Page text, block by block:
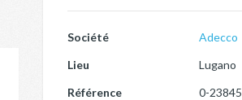
Société
Adecco
Lieu
Lugano
Référence
0-